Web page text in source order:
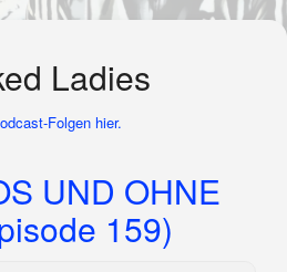
Ladies
Folgen hier.
UND OHNE
159)